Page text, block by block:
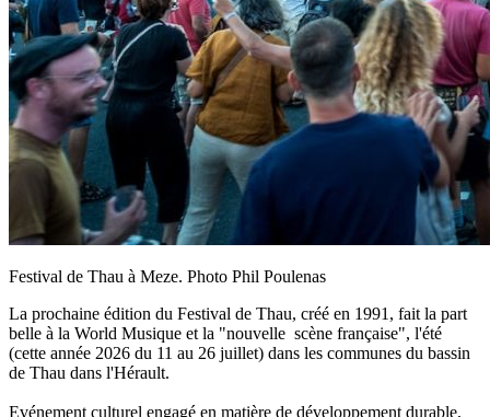
Festival de Thau à Meze. Photo Phil Poulenas
La prochaine édition du Festival de Thau, créé en 1991, fait la part
belle à la World Musique et la "nouvelle scène française", l'été
(cette année 2026 du 11 au 26 juillet) dans les communes du bassin
de Thau dans l'Hérault.
Evénement culturel engagé en matière de développement durable,